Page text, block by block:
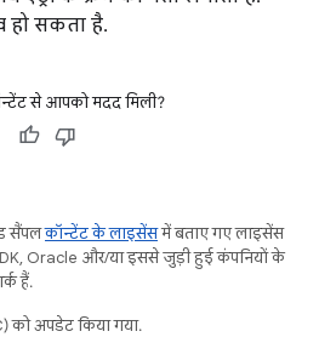
सकता है.
से आपको मदद मिली?
सैंपलकॉन्टेंट के लाइसेंसमें बताए गए लाइसेंस
Oracle और/या इससे जुड़ी हुई कंपनियों के
हैं.
को अपडेट किया गया.